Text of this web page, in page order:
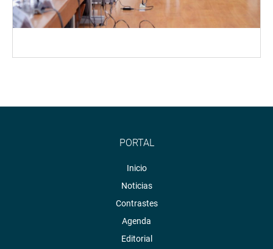
PORTAL
Inicio
Noticias
Contrastes
Agenda
Editorial